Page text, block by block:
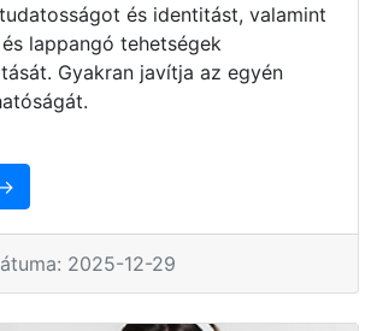
és identitást, valamint
lappangó tehetségek
Gyakran javítja az egyén
2025-12-29